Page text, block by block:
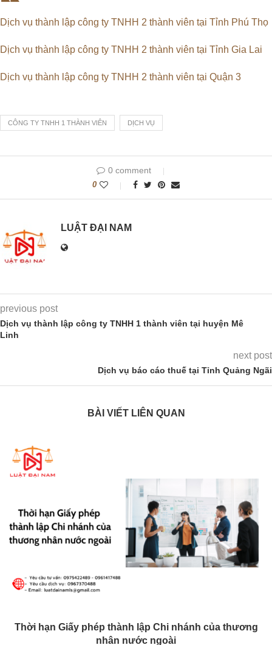
Dịch vụ thành lập công ty TNHH 2 thành viên tại Tỉnh Phú Thọ
Dịch vụ thành lập công ty TNHH 2 thành viên tại Tỉnh Gia Lai
Dịch vụ thành lập công ty TNHH 2 thành viên tại Quận 3
CÔNG TY TNHH 1 THÀNH VIÊN DỊCH VỤ
0 comment
0
LUẬT ĐẠI NAM
previous post
Dịch vụ thành lập công ty TNHH 1 thành viên tại huyện Mê
Linh
next post
Dịch vụ báo cáo thuế tại Tỉnh Quảng Ngãi
BÀI VIẾT LIÊN QUAN
Thời hạn Giấy phép thành lập Chi nhánh của thương
nhân nước ngoài